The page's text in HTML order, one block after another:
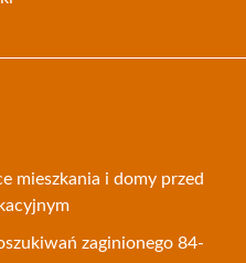
mieszkania i domy przed
zaginionego 84-